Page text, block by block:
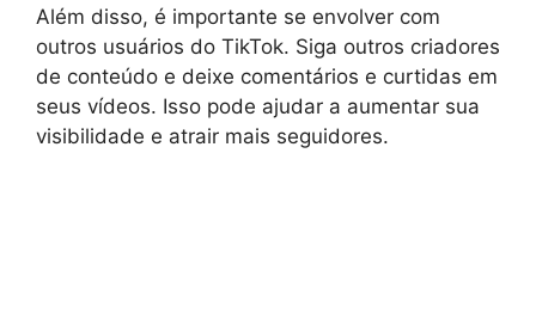
Além disso, é importante se envolver com
outros usuários do TikTok. Siga outros criadores
de conteúdo e deixe comentários e curtidas em
seus vídeos. Isso pode ajudar a aumentar sua
visibilidade e atrair mais seguidores.